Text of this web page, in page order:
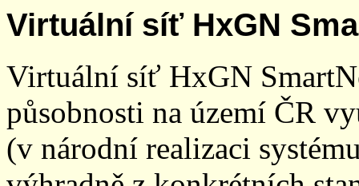
Virtuální síť HxGN
Virtuální síť HxGN
působnosti na území ČR
(v národní realizaci